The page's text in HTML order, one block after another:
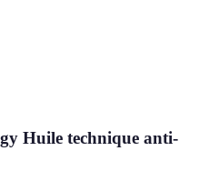
Huile technique anti-